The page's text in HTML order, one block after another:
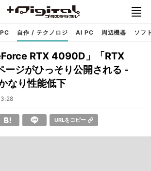
自作 / テクノロジ AI PC 周辺機器 ソフ
RTX 4090D」「RTX
ジがひっそり公開される -
なり性能低下
URLをコピー